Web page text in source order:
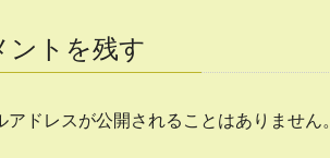
ントを残す
アドレスが公開されることはありません。